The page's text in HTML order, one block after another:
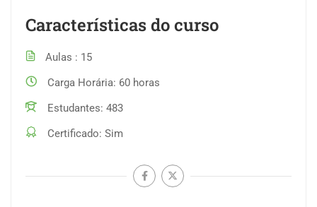
Características do curso
Aulas
15
Carga Horária 60 horas
Estudantes 483
Certificado Sim